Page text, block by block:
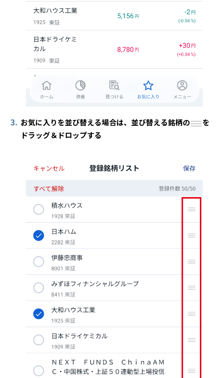
3. お気に入りを並び替える場合は、並び替える銘柄の
を
ドラッグ＆ドロップする